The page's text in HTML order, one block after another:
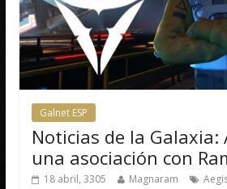
Galnet ESP
Noticias de la Galaxia:
una asociación con
18 abril, 3305 Magnaram